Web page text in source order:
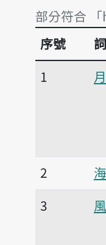
部分符合
部分符合
序號
1
2
3